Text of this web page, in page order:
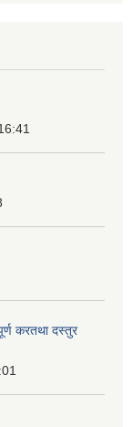
करतथा दस्तुर